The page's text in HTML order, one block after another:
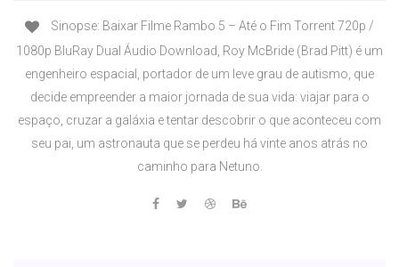
Sinopse: Baixar Filme Rambo 5 – Até o Fim Torrent 720p /
1080p BluRay Dual Áudio Download, Roy McBride (Brad Pitt) é um
engenheiro espacial, portador de um leve grau de autismo, que
decide empreender a maior jornada de sua vida: viajar para o
espaço, cruzar a galáxia e tentar descobrir o que aconteceu com
seu pai, um astronauta que se perdeu há vinte anos atrás no
caminho para Netuno.